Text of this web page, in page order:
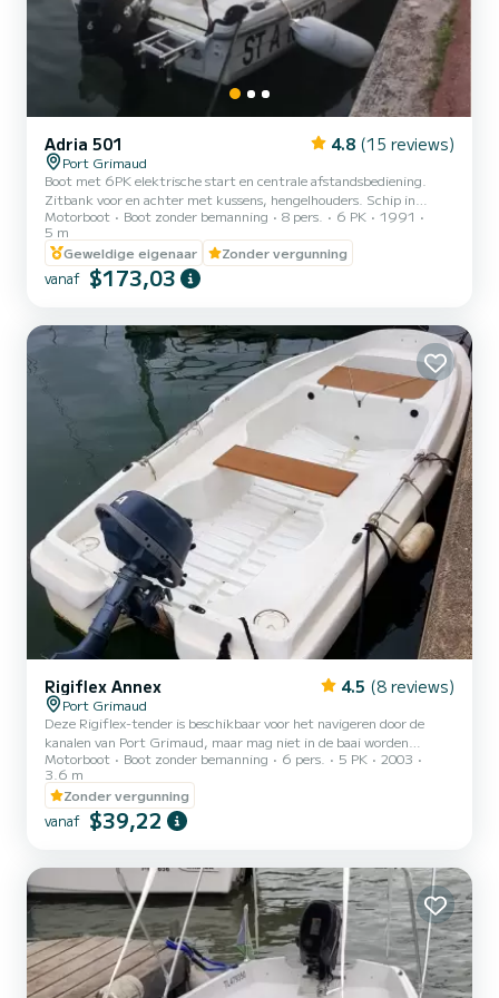
Adria 501 4.8 (15 reviews)
Port Grimaud
Boot met 6PK elektrische start en centrale afstandsbediening.
Zitbank voor en achter met kussens, hengelhouders. Schip in
uitstekende staat, nieuwe motor. Uitgerust voor 8 personen,
reddingsvesten, brandblusser, misthoorn, peddels, vuurpijl, anker,
sleeplijn, hoos. Schip voorzien van 2 automatische pompen om bij
lekkage het ruim te legen. Terbeschikkingstelling van een koelbox
tegen meerprijs, levering van maaltijdmanden op bestelling,
Motorboot Boot zonder bemanning 8 pers. 6 PK
1991
5 m
Geweldige eigenaar
Zonder vergunning
vanaf $173,03
Rigiflex Annex 4.5 (8 reviews)
Port Grimaud
Deze Rigiflex-tender is beschikbaar voor het navigeren door de
kanalen van Port Grimaud, maar mag niet in de baai worden
genavigeerd. Het is vooral handig tijdens uw verblijf voor het
bezoeken van restaurants, naar de markt gaan en voor het komen
en gaan van de strand. Het bijgebouw heeft een buitenboordmotor
van 5 pk. Het vullen van de gastank is de verantwoordelijkheid van
de huurder aan het einde van de huurperiode.
Motorboot Boot zonder bemanning 6 pers. 5 PK
2003
3.6 m
Zonder vergunning
vanaf $39,22